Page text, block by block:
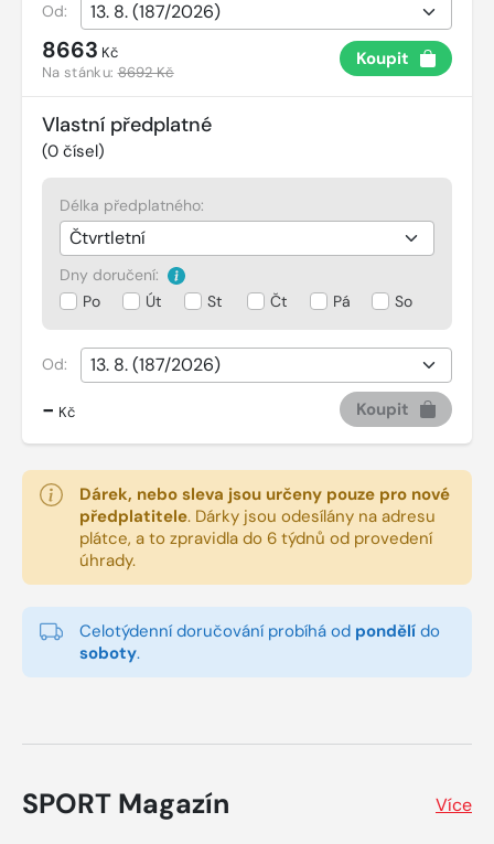
Od:
8663 Kč
Na stánku:8692 Kč
Koupit
Vlastní předplatné
(0 čísel)
Délka předplatného:
Dny doručení:
Po
Út St Čt Pá So
Od:
- Kč Koupit
Dárek, nebo sleva jsou určeny pouze pro nové
předplatitele. Dárky jsou odesílány na adresu
plátce, a to zpravidla do 6 týdnů od provedení
úhrady.
Celotýdenní doručování probíhá od pondělí do
soboty.
SPORT Magazín Více